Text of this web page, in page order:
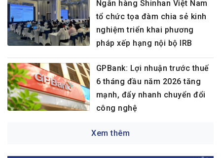
Ngân hàng Shinhan Việt Nam
tổ chức tọa đàm chia sẻ kinh
nghiệm triển khai phương
pháp xếp hạng nội bộ IRB
GPBank: Lợi nhuận trước thuế
6 tháng đầu năm 2026 tăng
mạnh, đẩy nhanh chuyển đổi
công nghệ
Xem thêm